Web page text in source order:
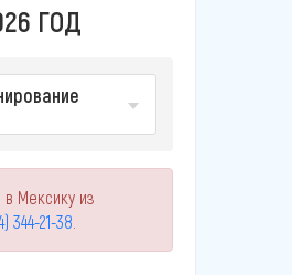
ГОД
Мексику из
344-21-38